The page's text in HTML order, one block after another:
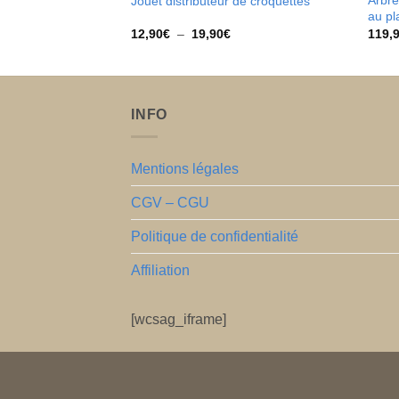
12,90€ – 19,90€Plage
au
INFO
Mentions légales
CGV – CGU
Politique de confidentialité
Affiliation
[wcsag_iframe]